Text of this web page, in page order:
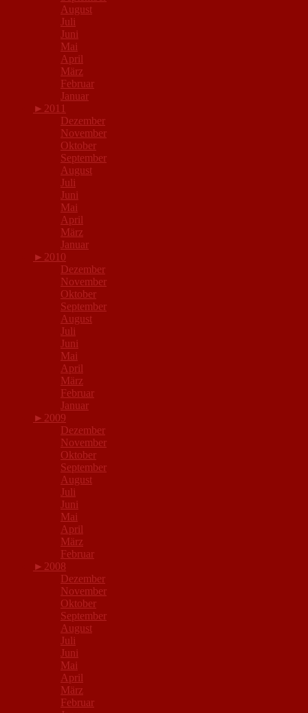
August
Juli
Juni
Mai
April
März
Februar
Januar
► 2011
Dezember
November
Oktober
September
August
Juli
Juni
Mai
April
März
Januar
► 2010
Dezember
November
Oktober
September
August
Juli
Juni
Mai
April
März
Februar
Januar
► 2009
Dezember
November
Oktober
September
August
Juli
Juni
Mai
April
März
Februar
► 2008
Dezember
November
Oktober
September
August
Juli
Juni
Mai
April
März
Februar